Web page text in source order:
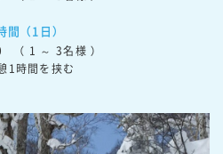
間 （1日）
（ 1 ～ 3名様 ）
1時間を挟む